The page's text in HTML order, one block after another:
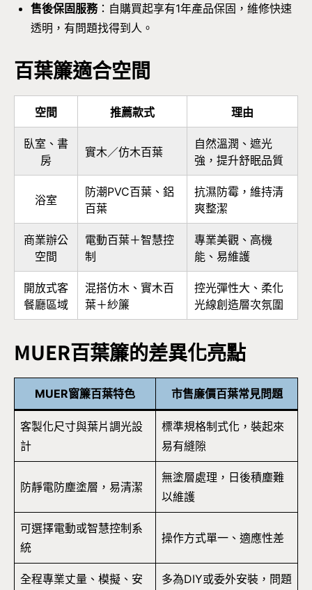
售後保固服務：自購買起享有1年產品保固，維修快速
透明，有問題找得到人。
百葉簾適合空間
空間 推薦款式 理由
臥室、書
房
實木／仿木百葉
自然溫潤、遮光
強，提升舒眠品質
浴室
防潮PVC百葉、鋁
百葉
抗濕防霉，維持清
爽整潔
商業辦公
空間
電動百葉＋智慧控
制
專業美觀、高機
能、易維護
開放式客
餐廳區域
混搭仿木、實木百
葉＋紗簾
控光彈性大、柔化
光線創造層次氛圍
MUER百葉簾的差異化亮點
MUER窗簾百葉特色 市售廉價百葉常見問題
客製化尺寸與葉片調光設
計
標準規格制式化，裝起來
易有縫隙
防靜電防塵塗層，易清潔
無塗層處理，日後積塵難
以維護
可選擇電動或智慧控制系
統
操作方式單一、適應性差
全程專業丈量、模擬、安
多為DIY或委外安裝，問題